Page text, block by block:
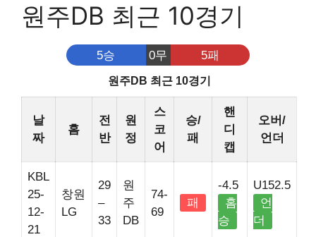
원주DB 최근 10경기
5승 0무 5패
원주DB 최근 10경기
날
짜
홈
전
반
원
정
스
코
어
승/
패
핸
디
캡
오버/
언더
KBL
25-
12-
21
창원
LG
29
–
33
원
주
DB
74-
69
패
-4.5
홈
승
U152.5
언
더